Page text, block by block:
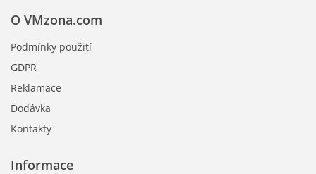
Informace
O VMzona.com
Podmínky použití
GDPR
Reklamace
Dodávka
Kontakty